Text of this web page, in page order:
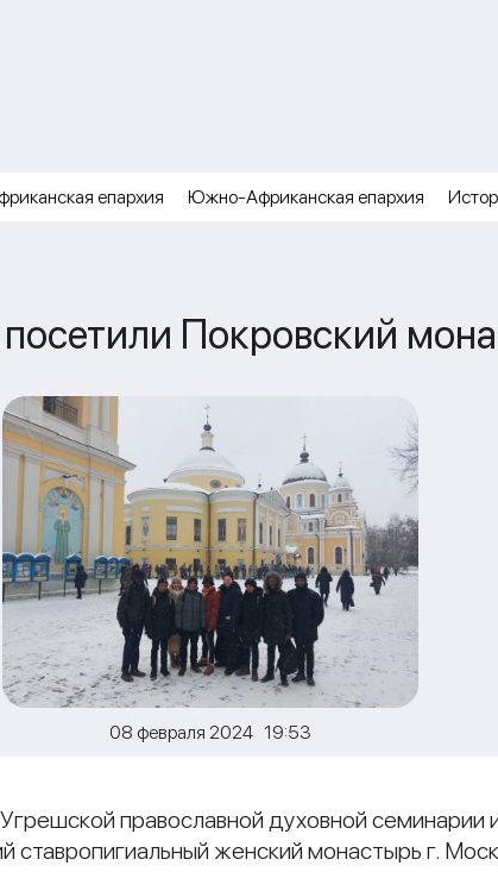
епархия Южно-Африканская епархия
Покровский
08 февраля 2024 19:53
православной духовной семинарии
ставропигиальный женский монастырь г.